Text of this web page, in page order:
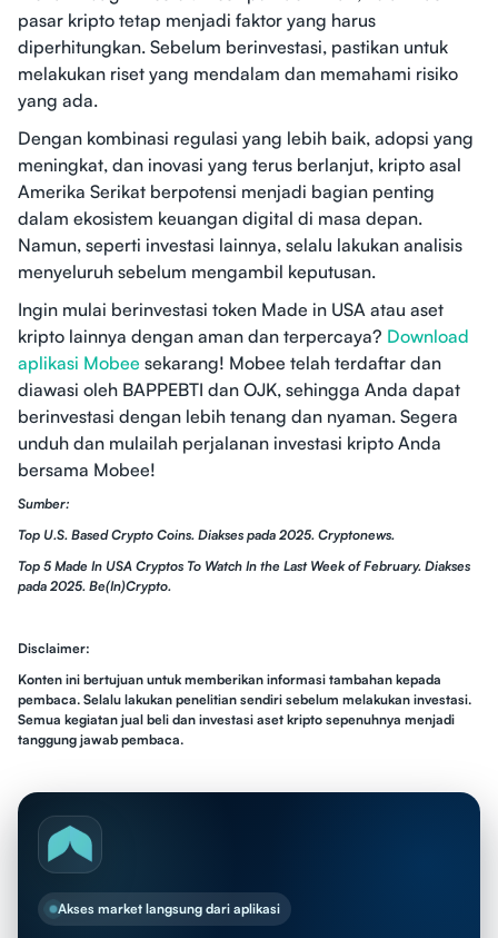
pasar kripto tetap menjadi faktor yang harus
diperhitungkan. Sebelum berinvestasi, pastikan untuk
melakukan riset yang mendalam dan memahami risiko
yang ada.
Dengan kombinasi regulasi yang lebih baik, adopsi yang
meningkat, dan inovasi yang terus berlanjut, kripto asal
Amerika Serikat berpotensi menjadi bagian penting
dalam ekosistem keuangan digital di masa depan.
Namun, seperti investasi lainnya, selalu lakukan analisis
menyeluruh sebelum mengambil keputusan.
Ingin mulai berinvestasi token Made in USA atau aset
kripto lainnya dengan aman dan terpercaya? Download
aplikasi Mobee sekarang! Mobee telah terdaftar dan
diawasi oleh BAPPEBTI dan OJK, sehingga Anda dapat
berinvestasi dengan lebih tenang dan nyaman. Segera
unduh dan mulailah perjalanan investasi kripto Anda
bersama Mobee!
Sumber:
Top U.S. Based Crypto Coins. Diakses pada 2025. Cryptonews.
Top 5 Made In USA Cryptos To Watch In the Last Week of February. Diakses
pada 2025. Be(In)Crypto.
Disclaimer:
Konten ini bertujuan untuk memberikan informasi tambahan kepada
pembaca. Selalu lakukan penelitian sendiri sebelum melakukan investasi.
Semua kegiatan jual beli dan investasi aset kripto sepenuhnya menjadi
tanggung jawab pembaca.
Akses market langsung dari aplikasi